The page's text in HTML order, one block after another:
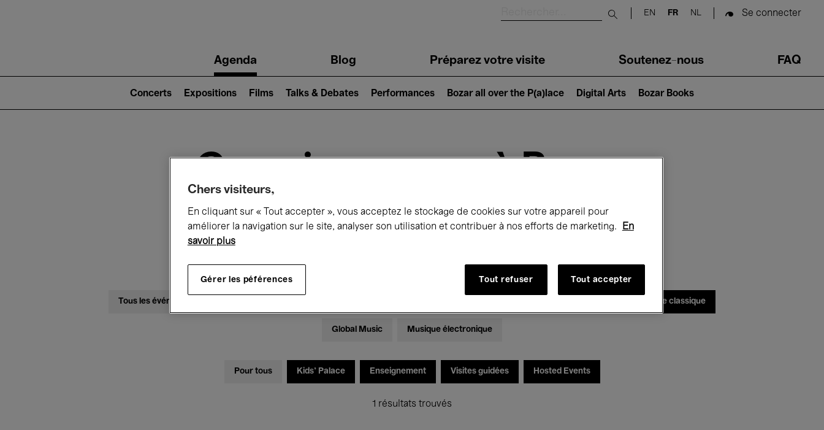
Submit search
EN FR NL Se connecter
navigationAgenda Blog Préparez votre visite Soutenez-nous FAQ
2)
Concerts Expositions Films Talks & Debates Performances Bozar all over the P(a)lace Digital Arts Bozar Books
Ce qui se passe à Bozar
Aujourd'hui Prochains 7 jours Novembre
Dimanche 01 - Lundi 30 Novembre 2026
Tous les événements Musique classique
Global Music Musique électronique
Pour tous Kids’ Palace Enseignement Visites guidées Hosted Events
1 résultats trouvés
Chers visiteurs,
En cliquant sur « Tout accepter », vous acceptez le stockage de cookies sur votre appareil pour
améliorer la navigation sur le site, analyser son utilisation et contribuer à nos efforts de marketing.
En
savoir plus
Gérer les péférences Tout refuser Tout accepter